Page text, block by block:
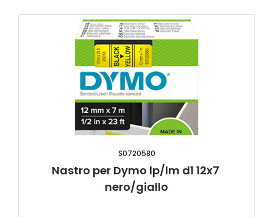
S0720580
Nastro per Dymo lp/lm d1 12x7
nero/giallo